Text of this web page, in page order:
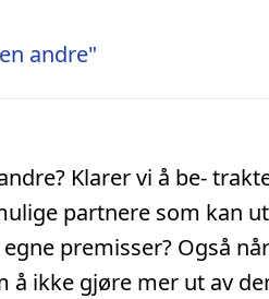
andre"
Klarer vi å be-
partnere som kan
premisser? Også
å ikke gjøre mer ut av